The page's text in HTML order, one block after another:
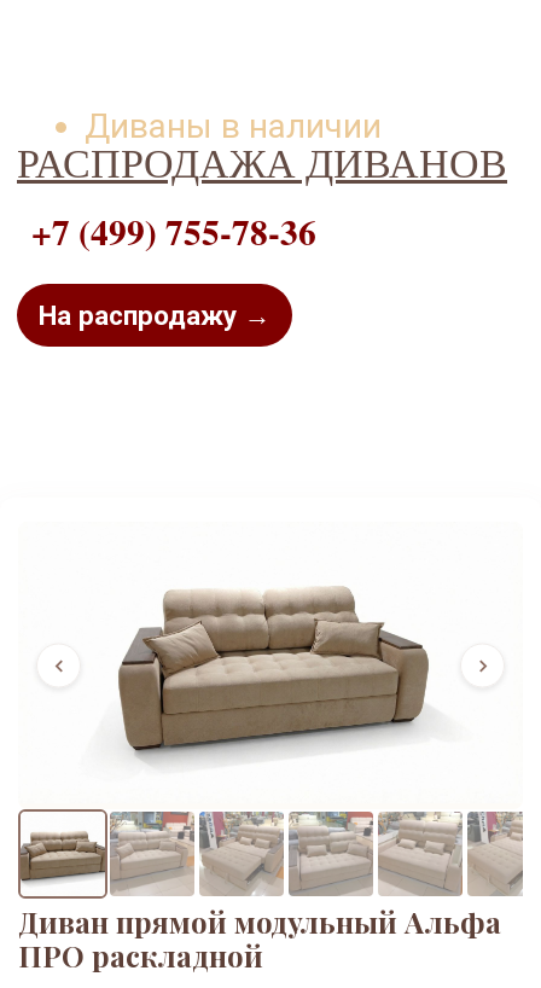
РАСПРОДАЖА ДИВАНОВ
На распродажу →
+7 (499) 755-78-36
Диван прямой модульный Альфа
ПРО раскладной